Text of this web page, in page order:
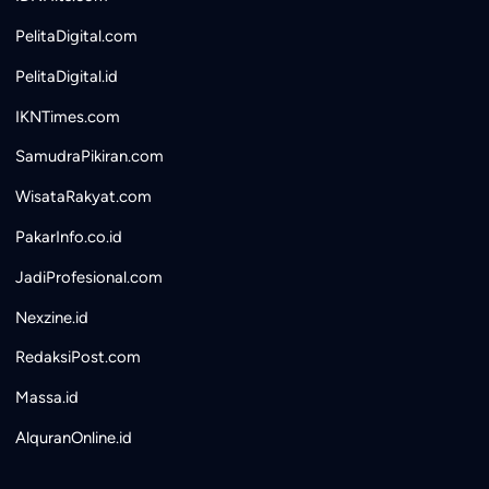
PelitaDigital.com
PelitaDigital.id
IKNTimes.com
SamudraPikiran.com
WisataRakyat.com
PakarInfo.co.id
JadiProfesional.com
Nexzine.id
RedaksiPost.com
Massa.id
AlquranOnline.id